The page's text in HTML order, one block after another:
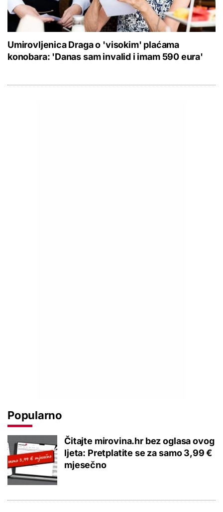
Umirovljenica Draga o 'visokim' plaćama
konobara: 'Danas sam invalid i imam 590 eura'
Popularno
Čitajte mirovina.hr bez oglasa ovog
ljeta: Pretplatite se za samo 3,99 €
mjesečno